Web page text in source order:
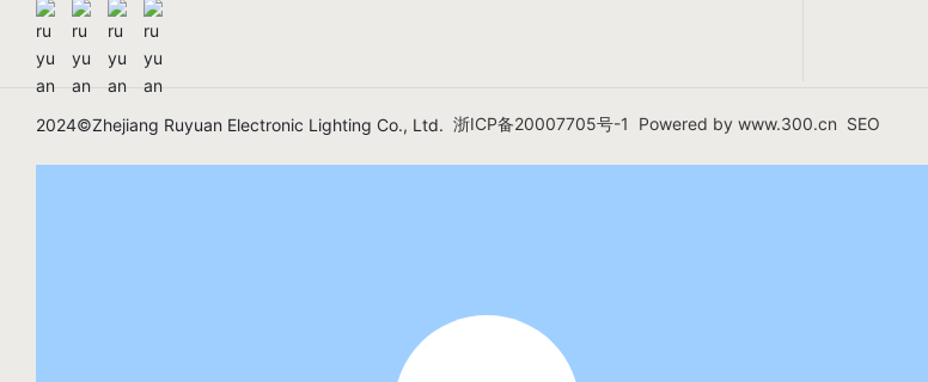
2024©Zhejiang Ruyuan Electronic Lighting Co., Ltd. 浙ICP备20007705号-1 Powered by www.300.cn​ SEO